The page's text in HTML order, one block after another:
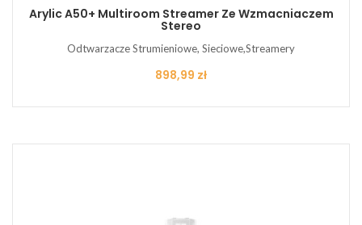
Arylic A50+ Multiroom Streamer Ze Wzmacniaczem
Stereo
Odtwarzacze Strumieniowe, Sieciowe,Streamery
Cena
898,99 zł